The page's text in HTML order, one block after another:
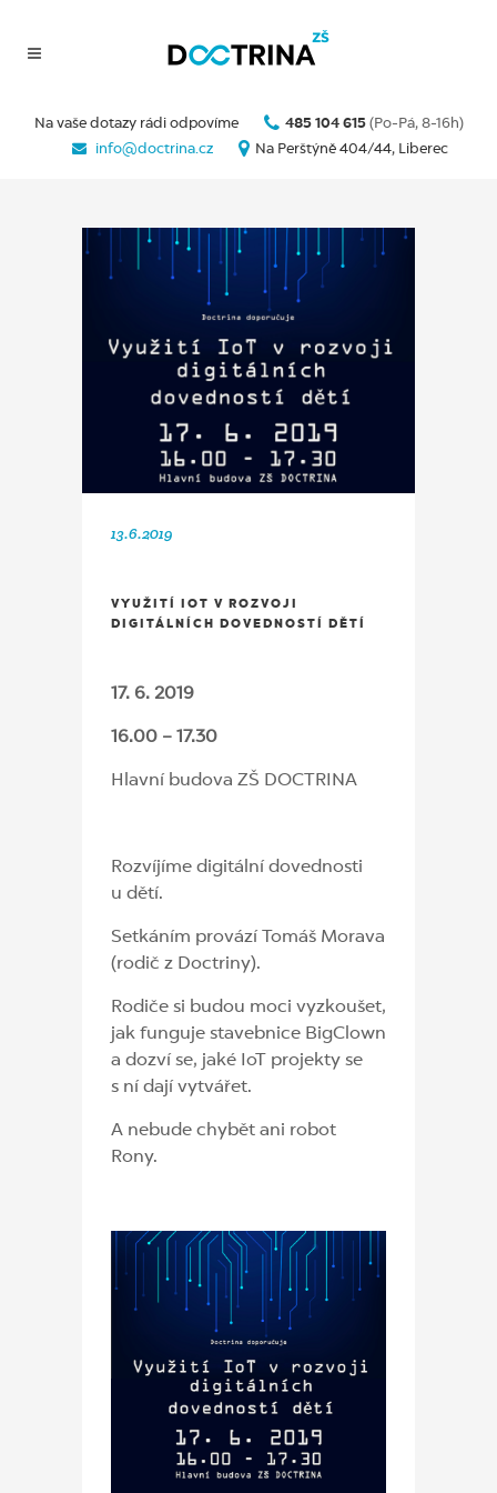
Na vaše dotazy rádi odpovíme 485 104 615 (Po-Pá, 8-16h)
info@doctrina.cz
Na Perštýně 404/44, Liberec
13.6.2019
VYUŽITÍ IOT V ROZVOJI
DIGITÁLNÍCH DOVEDNOSTÍ DĚTÍ
17. 6. 2019
16.00 – 17.30
Hlavní budova ZŠ DOCTRINA
Rozvíjíme digitální dovednosti
u dětí.
Setkáním provází Tomáš Morava
(rodič z Doctriny).
Rodiče si budou moci vyzkoušet,
jak funguje stavebnice BigClown
a dozví se, jaké IoT projekty se
s ní dají vytvářet.
A nebude chybět ani robot
Rony.